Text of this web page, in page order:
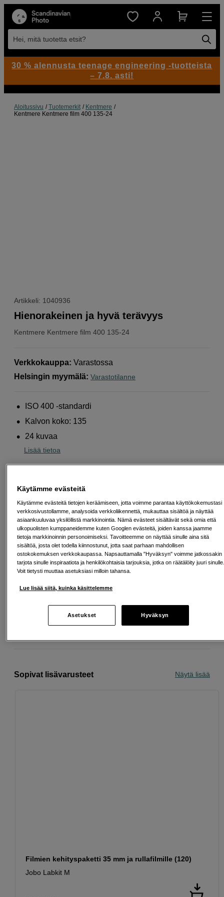
Hei, mitä tuotetta etsit?
Aloitussivu Tuotemerkit
Kentmere
Kentmere Kentmere film 400 135-24
Artikkeli: 1040936
Kentmere Kentmere film 400 135-24
Hienorakeinen ja hyvä terävyys
Verkkokauppa: Varastossa
Helsingin myymälä: Varastotilanne
ISO 400 -standardi
Kalvon koko: 135
24 kuvaa
Lisää tietoa
9 EUR
Maksa heti tai jaa useampaan osamaksuun Lue lisää
Määrä
Lisää ostoskoriin
Ilmainen toimitus yli 200 EUR ostoksille
Osta nyt ja maksa myöhemmin
Henkilökohtaista palvelua
Sopivat lisävarusteet Näytä lisää
Filmien kehityspaketti 35 mm ja rullafilmille (120)
Jobo Labkit M
30 % alennusta teenage engineering -tuotteista
– 7.8. asti!
Käytämme evästeitä
Käytämme evästeitä tietojen keräämiseen, jotta voimme parantaa käyttökokemustasi
verkkosivustollamme, analysoida verkkoliikennettä, mukauttaa sisältöä ja näyttää
asiaankuuluvaa yksilöllistä markkinointia. Nämä evästeet sisältävät sekä omia että
ulkopuolisten kumppaneidemme kuten Googlen evästeitä, joiden kanssa jaamme
tietoja markkinoinnin personoimiseksi. Tavoitteemme on näyttää sinulle aina sitä
sisältöä, josta olet todella kiinnostunut, jotta saat parhaan mahdollisen
ostokokemuksen verkkokaupassa. Napsauttamalla "Hyväksyn" voimme jatkossakin
tarjota sinulle inspiraatiota ja henkilökohtaisia tarjouksia, jotka on räätälöity juuri
Voit tietysti muuttaa asetuksiasi milloin tahansa.
Lue lisää siitä, kuinka käsittelemme
Asetukset Hyväksyn